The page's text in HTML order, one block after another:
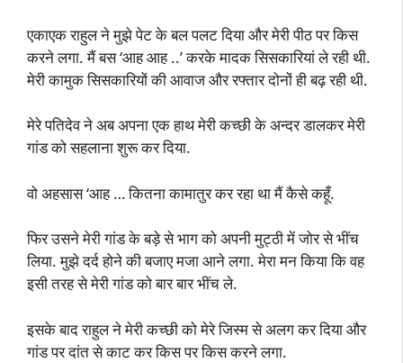
एकाएक राहुल ने मुझे पेट के बल पलट दिया और मेरी पीठ पर किस
करने लगा. मैं बस ‘आह आह ..’ करके मादक सिसकारियां ले रही थी.
मेरी कामुक सिसकारियों की आवाज और रफ्तार दोनों ही बढ़ रही थी.
मेरे पतिदेव ने अब अपना एक हाथ मेरी कच्छी के अन्दर डालकर मेरी
गांड को सहलाना शुरू कर दिया.
वो अहसास ‘आह … कितना कामातुर कर रहा था मैं कैसे कहूँ.
फिर उसने मेरी गांड के बड़े से भाग को अपनी मुट्ठी में जोर से भींच
लिया. मुझे दर्द होने की बजाए मजा आने लगा. मेरा मन किया कि वह
इसी तरह से मेरी गांड को बार बार भींच ले.
इसके बाद राहुल ने मेरी कच्छी को मेरे जिस्म से अलग कर दिया और
गांड पर दांत से काट कर किस पर किस करने लगा.